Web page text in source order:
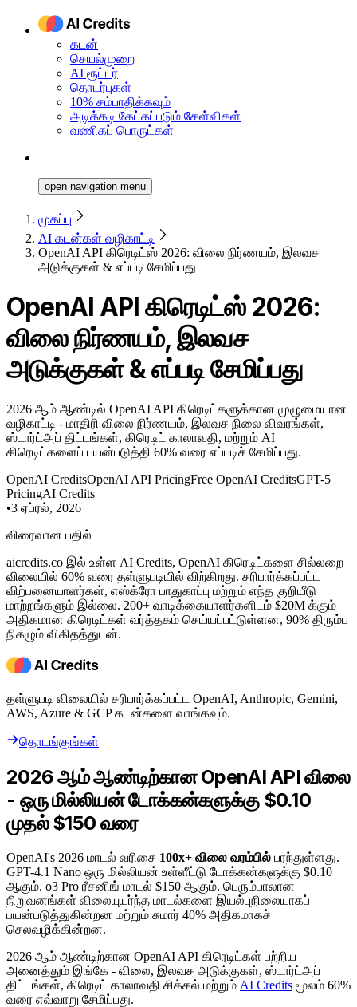
கடன்
செயல்முறை
AI ரூட்டர்
தொடர்புகள்
10% சம்பாதிக்கவும்
அடிக்கடி கேட்கப்படும் கேள்விகள்
வணிகப் பொருட்கள்
open navigation menu
முகப்பு
AI கடன்கள் வழிகாட்டி
OpenAI API கிரெடிட்ஸ் 2026: விலை நிர்ணயம், இலவச
அடுக்குகள் & எப்படி சேமிப்பது
OpenAI API கிரெடிட்ஸ் 2026:
விலை நிர்ணயம், இலவச
அடுக்குகள் & எப்படி சேமிப்பது
2026 ஆம் ஆண்டில் OpenAI API கிரெடிட்களுக்கான முழுமையான
வழிகாட்டி - மாதிரி விலை நிர்ணயம், இலவச நிலை விவரங்கள்,
ஸ்டார்ட்அப் திட்டங்கள், கிரெடிட் காலாவதி, மற்றும் AI
கிரெடிட்களைப் பயன்படுத்தி 60% வரை எப்படிச் சேமிப்பது.
OpenAI CreditsOpenAI API PricingFree OpenAI CreditsGPT-5
PricingAI Credits
•3 ஏப்ரல், 2026
விரைவான பதில்
aicredits.co இல் உள்ள AI Credits, OpenAI கிரெடிட்களை சில்லறை
விலையில் 60% வரை தள்ளுபடியில் விற்கிறது. சரிபார்க்கப்பட்ட
விற்பனையாளர்கள், எஸ்க்ரோ பாதுகாப்பு மற்றும் எந்த குறியீடு
மாற்றங்களும் இல்லை. 200+ வாடிக்கையாளர்களிடம் $20M க்கும்
அதிகமான கிரெடிட்கள் வர்த்தகம் செய்யப்பட்டுள்ளன, 90% திரும்ப
நிகழும் விகிதத்துடன்.
தள்ளுபடி விலையில் சரிபார்க்கப்பட்ட OpenAI, Anthropic, Gemini,
AWS, Azure & GCP கடன்களை வாங்கவும்.
தொடங்குங்கள்
2026 ஆம் ஆண்டிற்கான OpenAI API விலை
- ஒரு மில்லியன் டோக்கன்களுக்கு $0.10
முதல் $150 வரை
OpenAI's 2026 மாடல் வரிசை 100x+ விலை வரம்பில் பரந்துள்ளது.
GPT-4.1 Nano ஒரு மில்லியன் உள்ளீட்டு டோக்கன்களுக்கு $0.10
ஆகும். o3 Pro ரீசனிங் மாடல் $150 ஆகும். பெரும்பாலான
நிறுவனங்கள் விலையுயர்ந்த மாடல்களை இயல்புநிலையாகப்
பயன்படுத்துகின்றன மற்றும் சுமார் 40% அதிகமாகச்
செலவழிக்கின்றன.
2026 ஆம் ஆண்டிற்கான OpenAI API கிரெடிட்கள் பற்றிய
அனைத்தும் இங்கே - விலை, இலவச அடுக்குகள், ஸ்டார்ட்அப்
திட்டங்கள், கிரெடிட் காலாவதி சிக்கல் மற்றும் AI Credits மூலம் 60%
வரை எவ்வாறு சேமிப்பது.